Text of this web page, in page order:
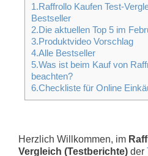
1.Raffrollo Kaufen Test-
Bestseller
2.Die aktuellen Top 5 im
3.Produktvideo Vorschlag
4.Alle Bestseller
5.Was ist beim Kauf von
beachten?
6.Checkliste für Online
Herzlich Willkommen, im
Vergleich (Testberichte) der